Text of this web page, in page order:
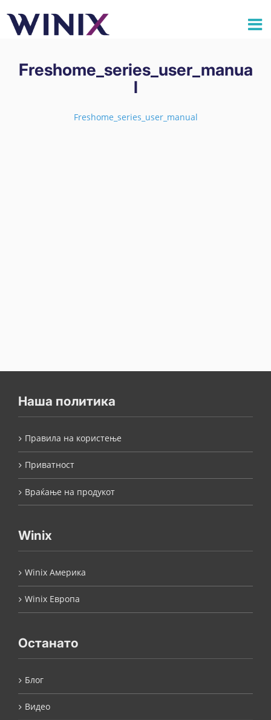
Freshome_series_user_manua
l
Freshome_series_user_manual
Наша политика
Правила на користење
Приватност
Враќање на продукот
Winix
Winix Америка
Winix Европа
Останато
Блог
Видео